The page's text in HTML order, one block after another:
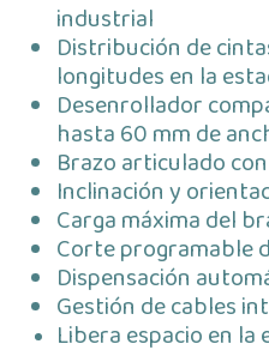
industrial
Distribución de
longitudes en la
Desenrollador
hasta 60 mm de
Brazo articulado
Inclinación y
Carga máxima del
Corte programable
Dispensación
Gestión de cables
Libera espacio en